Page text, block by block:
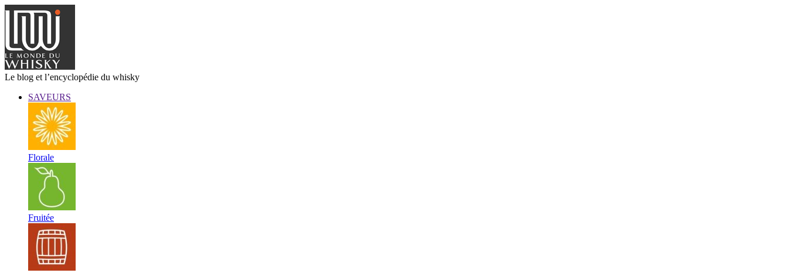
Le blog et l’encyclopédie du whisky
SAVEURS
Florale
Fruitée